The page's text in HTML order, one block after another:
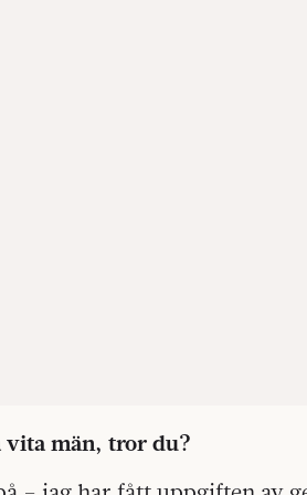
vita män, tror du?